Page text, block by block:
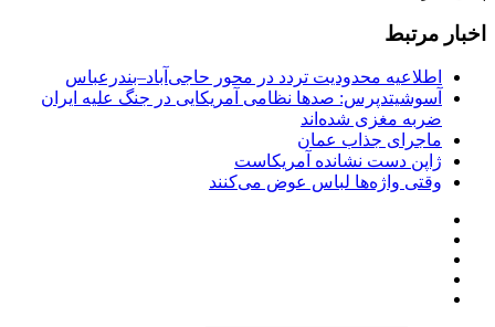
اخبار مرتبط
اطلاعیه محدودیت تردد در محور حاجی‌آباد–بندرعباس
آسوشیتدپرس: صدها نظامی آمریکایی در جنگ علیه ایران
ضربه مغزی شده‌اند
ماجرای جذاب عمان
ژاپن دست نشانده آمریکاست
وقتی واژه‌ها لباس عوض می‌کنند